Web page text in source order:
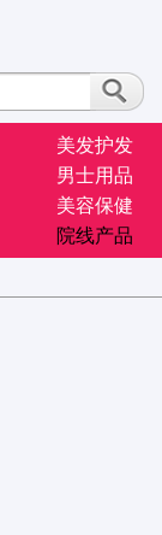
美发护发
男士用品
美容保健
院线产品